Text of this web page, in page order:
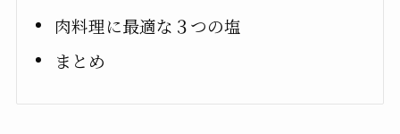
肉料理に最適な３つの塩
まとめ